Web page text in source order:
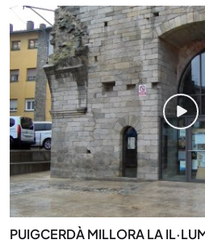
PUIGCERDÀ MILLORA LA